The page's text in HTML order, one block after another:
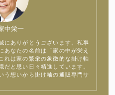
中栄一
にありがとうございます。私事
あなたの名前は「家の中が栄え
れは家の繁栄の象徴的な掛け軸
だと思い日々精進しています。
う想いから掛け軸の通販専門サ